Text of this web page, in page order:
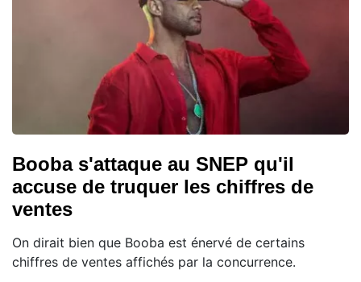
Booba s'attaque au SNEP qu'il
accuse de truquer les chiffres de
ventes
On dirait bien que Booba est énervé de certains
chiffres de ventes affichés par la concurrence.